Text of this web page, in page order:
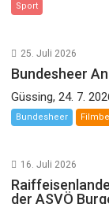
Sport
25. Juli 2026
Bundesheer
Güssing, 24. 7.
Bundesheer
16. Juli 2026
der ASVÖ